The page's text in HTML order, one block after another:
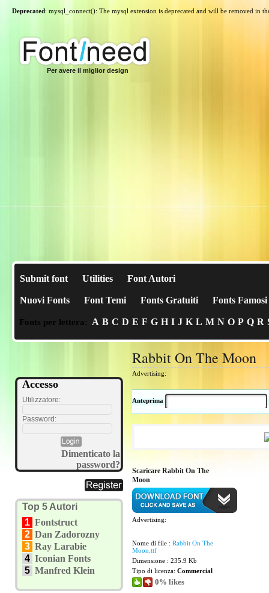
Deprecated: mysql_connect(): The mysql extension is deprecated and will be removed in
Per avere il miglior design
Submit font Utilities Font Autori
Nuovi Fonts Font Temi Fonts Gratuiti Fonts Famosi
Fonts per lettera: A B C D E F G H I J K L M N O P Q R
Accesso
Utilizzatore:
Password:
Dimenticato la
password?
Top 5 Autori
1 Fontstruct
2 Dan Zadorozny
3 Ray Larabie
4 Iconian Fonts
5 Manfred Klein
Rabbit On The Moon
Advertising:
Anteprima
Scaricare Rabbit On The
Moon
Advertising:
Nome di file : Rabbit On The
Moon.ttf
Dimensione : 235.9 Kb
Tipo di licenza: Commercial
0% likes